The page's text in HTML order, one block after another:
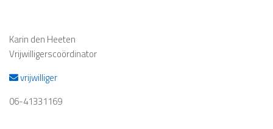
Karin den Heeten
Vrijwilligerscoördinator
vrijwilliger
06-41331169